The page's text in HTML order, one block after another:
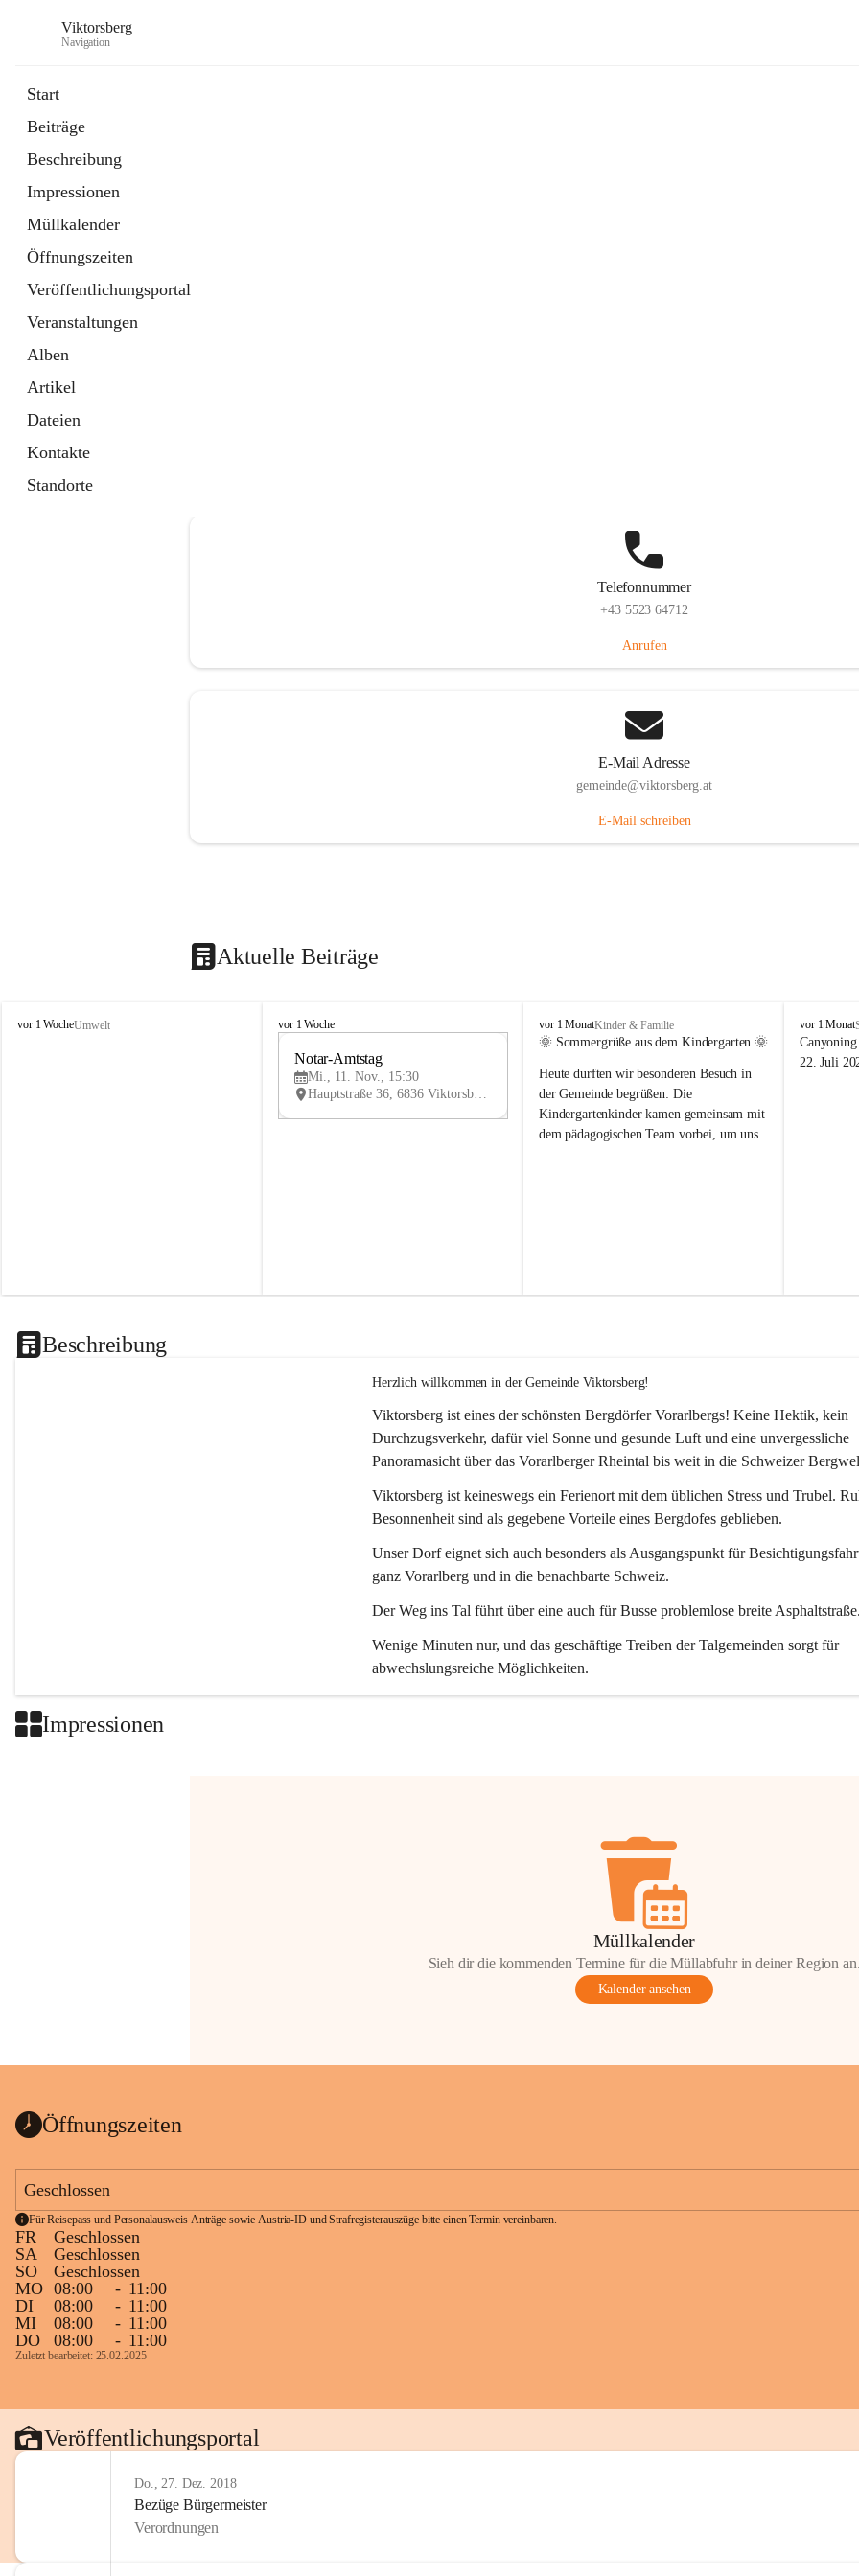
Viktorsberg
Navigation
Start
Beiträge
Beschreibung
Impressionen
Müllkalender
Öffnungszeiten
Veröffentlichungsportal
Veranstaltungen
Alben
Artikel
Dateien
Kontakte
Standorte
Telefonnummer
+43 5523 64712
Anrufen
E-Mail Adresse
gemeinde@viktorsberg.at
E-Mail schreiben
Aktuelle Beiträge
V
vor 1 WocheUmwelt
V
vor 1 Woche
V
Notar-Amtstag
Mi., 11. Nov., 15:30
Hauptstraße 36, 6836 Viktorsberg, AUT
V
i
t
o
r
s
vor 1 MonatKinder & Familie
🌞 Sommergrüße aus dem Kindergarten 🌞
Heute durften wir besonderen Besuch in
der Gemeinde begrüßen: Die
Kindergartenkinder kamen gemeinsam mit
dem pädagogischen Team vorbei, um uns
V
i
k
vor 1 Monat
22. Juli
Beschreibung
Herzlich willkommen in der Gemeinde Viktorsberg!
Viktorsberg ist eines der schönsten Bergdörfer Vorarlbergs! Keine Hektik, kein
Durchzugsverkehr, dafür viel Sonne und gesunde Luft und eine unvergessliche
Panoramasicht über das Vorarlberger Rheintal bis weit in die Schweizer
Viktorsberg ist keineswegs ein Ferienort mit dem üblichen Stress und Trubel.
Besonnenheit sind als gegebene Vorteile eines Bergdofes geblieben.
Unser Dorf eignet sich auch besonders als Ausgangspunkt für
ganz Vorarlberg und in die benachbarte Schweiz.
Der Weg ins Tal führt über eine auch für Busse problemlose breite
Wenige Minuten nur, und das geschäftige Treiben der Talgemeinden sorgt für
abwechslungsreiche Möglichkeiten.
Impressionen
Müllkalender
Sieh dir die kommenden Termine für die Müllabfuhr in deiner Region
Kalender ansehen
Öffnungszeiten
Geschlossen
Für Reisepass und Personalausweis Anträge sowie Austria-ID und Strafregisterauszüge bitte einen Termin vereinbaren.
FR
Geschlossen
SA
Geschlossen
SO
Geschlossen
MO 08:00 - 11:00
DI
08:00 - 11:00
MI
08:00 - 11:00
DO
08:00 - 11:00
Zuletzt bearbeitet: 25.02.2025
Veröffentlichungsportal
Do., 27. Dez. 2018
Bezüge Bürgermeister
Verordnungen